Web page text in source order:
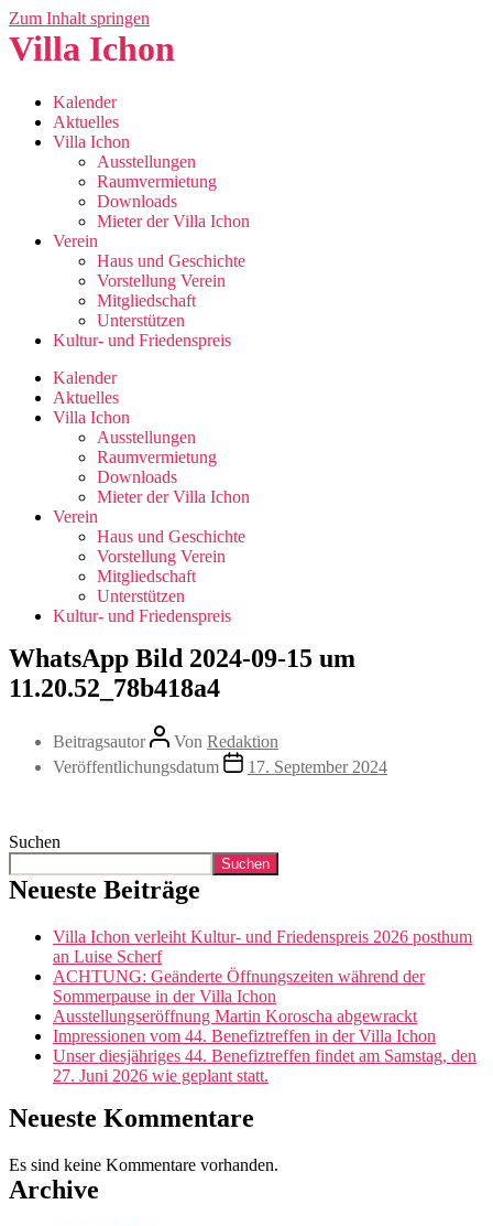
Zum Inhalt springen
Villa Ichon
Kalender
Aktuelles
Villa Ichon
Ausstellungen
Raumvermietung
Downloads
Mieter der Villa Ichon
Verein
Haus und Geschichte
Vorstellung Verein
Mitgliedschaft
Unterstützen
Kultur- und Friedenspreis
Kalender
Aktuelles
Villa Ichon
Ausstellungen
Raumvermietung
Downloads
Mieter der Villa Ichon
Verein
Haus und Geschichte
Vorstellung Verein
Mitgliedschaft
Unterstützen
Kultur- und Friedenspreis
WhatsApp Bild 2024-09-15 um
11.20.52_78b418a4
Beitragsautor Von Redaktion
Veröffentlichungsdatum
17. September 2024
Suchen
Suchen
Neueste Beiträge
Villa Ichon verleiht Kultur- und Friedenspreis 2026 posthum
an Luise Scherf
ACHTUNG: Geänderte Öffnungszeiten während der
Sommerpause in der Villa Ichon
Ausstellungseröffnung Martin Koroscha abgewrackt
Impressionen vom 44. Benefiztreffen in der Villa Ichon
Unser diesjähriges 44. Benefiztreffen findet am Samstag, den
27. Juni 2026 wie geplant statt.
Neueste Kommentare
Es sind keine Kommentare vorhanden.
Archive